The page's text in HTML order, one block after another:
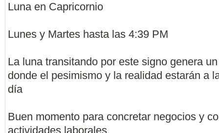
Luna en Capricornio
Lunes y Martes hasta las 4:39 PM
La luna transitando por este signo genera
donde el pesimismo y la realidad estarán a
día
Buen momento para concretar negocios y
actividades laborales.